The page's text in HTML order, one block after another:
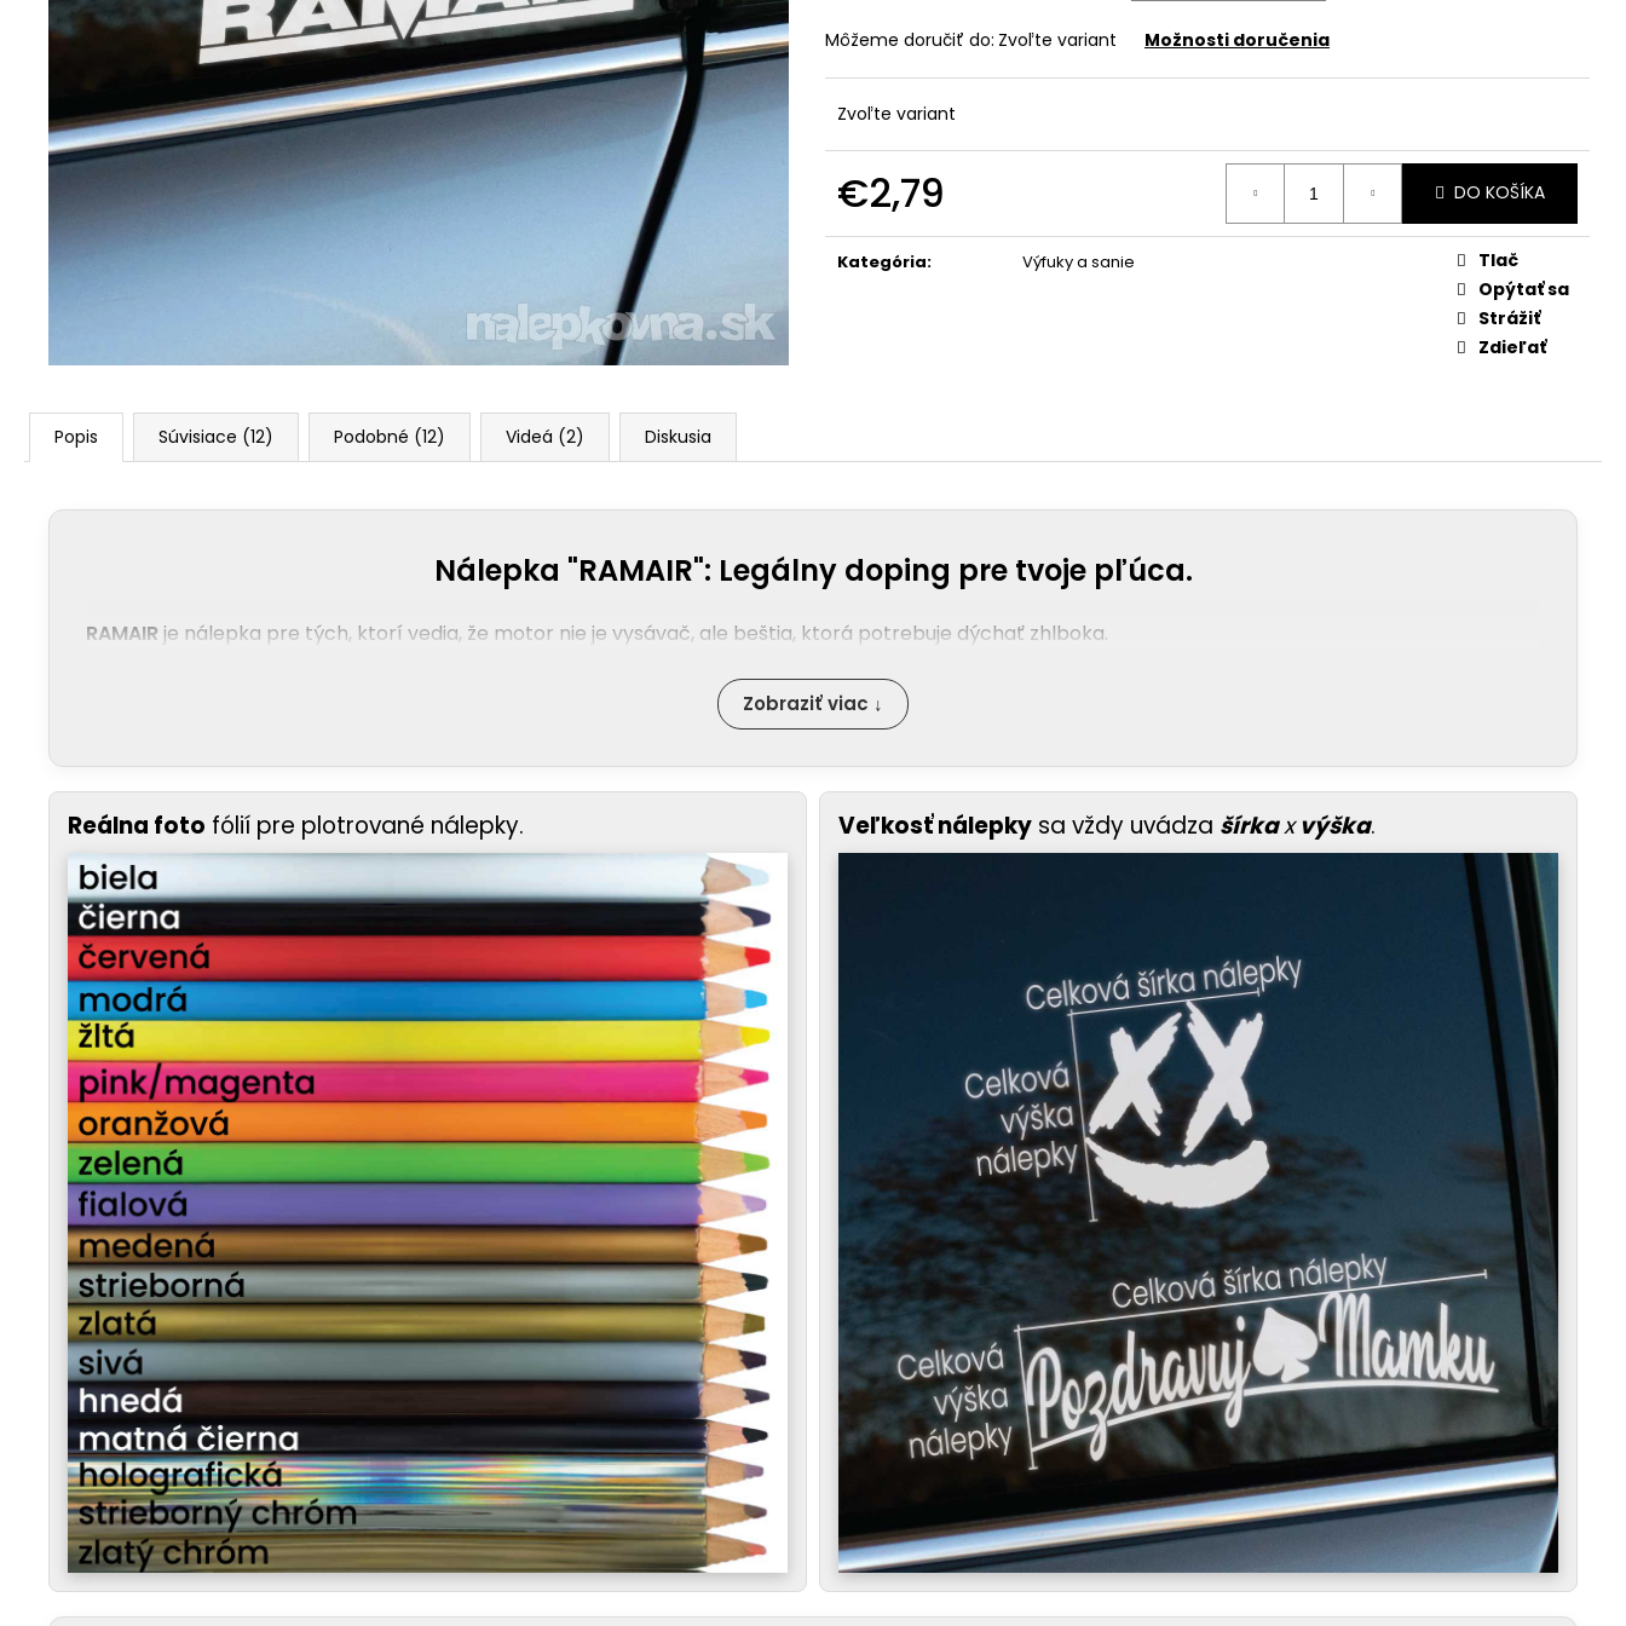
Môžeme doručiť do: Zvoľte variant Možnosti doručenia
Zvoľte variant
€2,79
cena:
DO KOŠÍKA
Kategória: Výfuky a sanie
Tlač
Opýtať sa
Strážiť
Zdieľať
Popis Súvisiace (12) Podobné (12) Videá (2) Diskusia
Nálepka "RAMAIR": Legálny doping pre tvoje pľúca.
RAMAIR je nálepka pre tých, ktorí vedia, že motor nie je vysávač, ale beštia, ktorá potrebuje dýchať zhlboka.
Zobraziť viac ↓
Reálna foto fólií pre plotrované nálepky. Veľkosť nálepky sa vždy uvádza šírkaxvýška.